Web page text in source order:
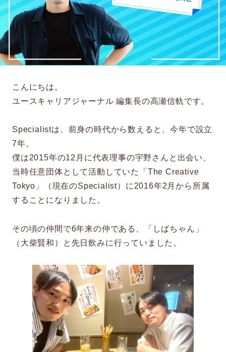
こんにちは。
ユースキャリアジャーナル 編集長の高瀬信軌です。
Specialistは、前身の時代から数えると、今年で設立
7年。
僕は2015年の12月に代表理事の宇野さんと出会い、
当時任意団体として活動していた「The Creative
Tokyo」（現在のSpecialist）に2016年2月から所属
することになりました。
その頃の仲間で6年来の仲である、「しばちゃん」
（大柴賢和）と先日飲みに行っていました。